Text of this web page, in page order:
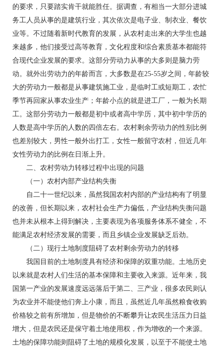
的要求，只要踏实肯干就能胜任。据调查，有相当一大部分进城
务工人员从事的是建筑行业，其次依次是电子业、制衣业、餐饮
业等。不过随着新时代教育的发展，从农村走出来的大学生也越
来越多，他们接受过高等教育，文化程度和综合素质基本都能符
合现代企业发展的要求。这部分劳动力从事的大多则是脑力劳
动。就外出劳动力的年龄而言，大多数是在25-55岁之间，年龄较
大的劳动力一般都是从事建筑施工业，是临时工或短期工，农忙
季节再回家从事农业生产；年龄小点的就是进工厂，一般为长期
工。这部分劳动力一般都是初中或者高中学历，其中初中学历的
人数是高中学历的人数的四倍左右。农村剩余劳动力的性别比例
也差别较大，男性一般外出打工，女性一般留守农村，但近几年
女性劳动力的比例在日渐上升。
二、农村劳动力转移过程中出现的问题
（一）农村内部产业结构失衡
自二十一世纪以来，虽然我国农村内部的产业结构有了明显
的改善，但长期以来，农村社会生产力偏低，产业结构失衡问题
也并未从根本上得到解决，主要表现为各项服务体系不健全，不
能满足农村经济发展的需要，而且乡镇企业发展缺乏后劲。
（二）现行土地制度阻碍了农村剩余劳动力的转移
我国目前的土地制度具有经济和保障的双重功能。土地历史
以来就是农村人们生活的基本保障和主要收入来源。近年来，我
国第一产业的发展速度远远落后于第二、三产业，很多农民则认
为农业并不能使他们奔上小康，而且，虽然近几年虽然粮食收购
价格较之前有所增加，但是物价的不断攀升让农民生活压力日益
增大，但是农民还是保守着土地使用权，作为增收的一个来源。
土地的保障功能则阻碍了土地的规模化发展，以至于不能使土地